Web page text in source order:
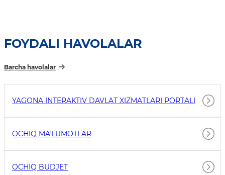
FOYDALI HAVOLALAR
Barcha havolalar
YAGONA INTERAKTIV DAVLAT XIZMATLARI PORTALI
OCHIQ MAʼLUMOTLAR
OCHIQ BUDJET